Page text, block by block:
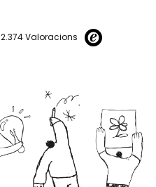
2.374 Valoracions